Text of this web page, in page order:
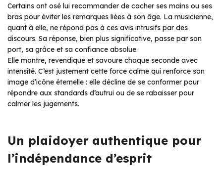
Certains ont osé lui recommander de cacher ses mains ou ses
bras pour éviter les remarques liées à son âge. La musicienne,
quant à elle, ne répond pas à ces avis intrusifs par des
discours. Sa réponse, bien plus significative, passe par son
port, sa grâce et sa confiance absolue.
Elle montre, revendique et savoure chaque seconde avec
intensité. C’est justement cette force calme qui renforce son
image d’icône éternelle : elle décline de se conformer pour
répondre aux standards d’autrui ou de se rabaisser pour
calmer les jugements.
Un plaidoyer authentique pour
l’indépendance d’esprit